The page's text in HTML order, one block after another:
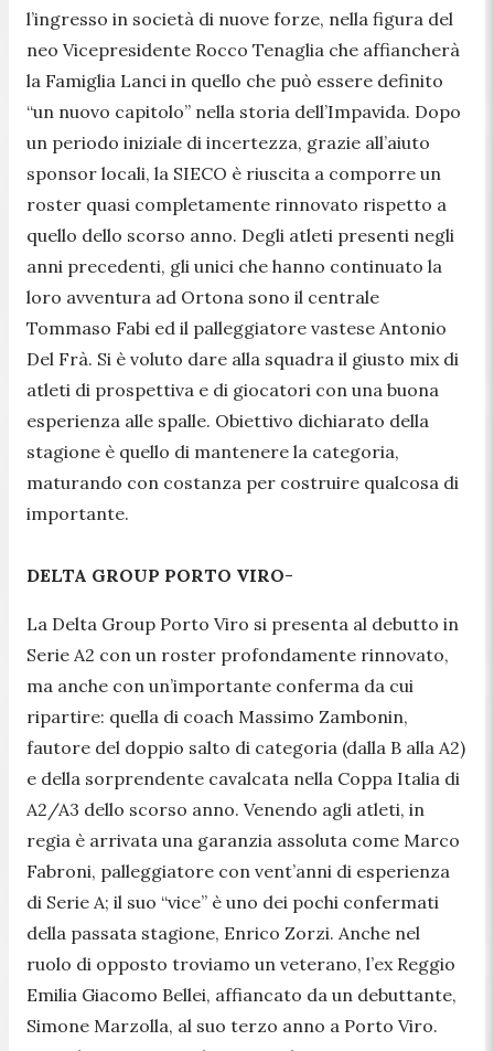
l’ingresso in società di nuove forze, nella figura del
neo Vicepresidente Rocco Tenaglia che affiancherà
la Famiglia Lanci in quello che può essere definito
“un nuovo capitolo” nella storia dell’Impavida. Dopo
un periodo iniziale di incertezza, grazie all’aiuto
sponsor locali, la SIECO è riuscita a comporre un
roster quasi completamente rinnovato rispetto a
quello dello scorso anno. Degli atleti presenti negli
anni precedenti, gli unici che hanno continuato la
loro avventura ad Ortona sono il centrale
Tommaso Fabi ed il palleggiatore vastese Antonio
Del Frà. Si è voluto dare alla squadra il giusto mix di
atleti di prospettiva e di giocatori con una buona
esperienza alle spalle. Obiettivo dichiarato della
stagione è quello di mantenere la categoria,
maturando con costanza per costruire qualcosa di
importante.
DELTA GROUP PORTO VIRO-
La Delta Group Porto Viro si presenta al debutto in
Serie A2 con un roster profondamente rinnovato,
ma anche con un’importante conferma da cui
ripartire: quella di coach Massimo Zambonin,
fautore del doppio salto di categoria (dalla B alla A2)
e della sorprendente cavalcata nella Coppa Italia di
A2/A3 dello scorso anno. Venendo agli atleti, in
regia è arrivata una garanzia assoluta come Marco
Fabroni, palleggiatore con vent’anni di esperienza
di Serie A; il suo “vice” è uno dei pochi confermati
della passata stagione, Enrico Zorzi. Anche nel
ruolo di opposto troviamo un veterano, l’ex Reggio
Emilia Giacomo Bellei, affiancato da un debuttante,
Simone Marzolla, al suo terzo anno a Porto Viro.